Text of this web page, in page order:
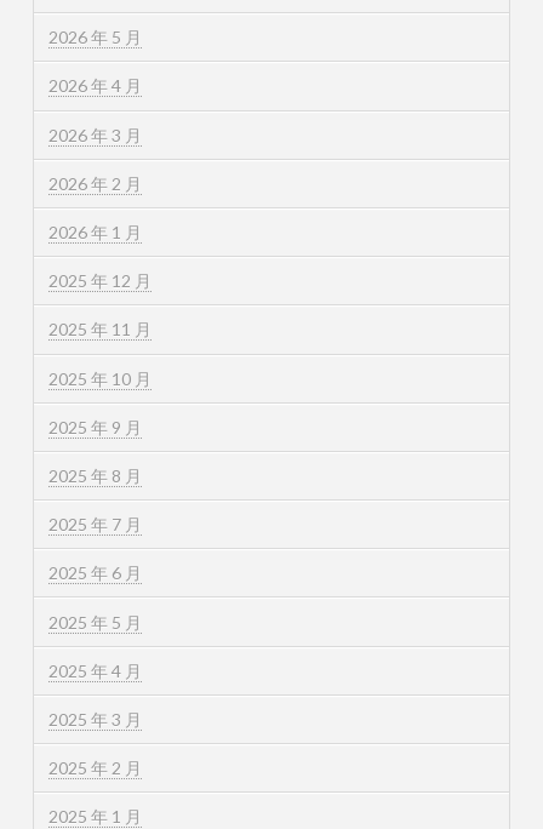
2026 年 5 月
2026 年 4 月
2026 年 3 月
2026 年 2 月
2026 年 1 月
2025 年 12 月
2025 年 11 月
2025 年 10 月
2025 年 9 月
2025 年 8 月
2025 年 7 月
2025 年 6 月
2025 年 5 月
2025 年 4 月
2025 年 3 月
2025 年 2 月
2025 年 1 月